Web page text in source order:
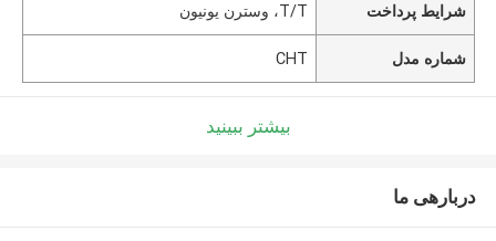
شرایط پرداخت T/T، وسترن یونیون
شماره مدل CHT
بیشتر ببینید
دربارهی ما